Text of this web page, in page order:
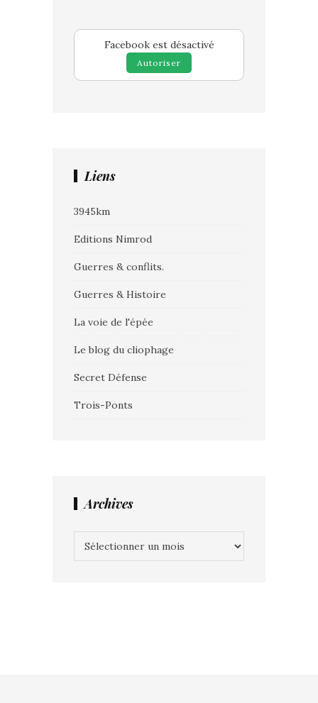
Facebook est désactivé
Autoriser
Liens
3945km
Editions Nimrod
Guerres & conflits.
Guerres & Histoire
La voie de l'épée
Le blog du cliophage
Secret Défense
Trois-Ponts
Archives